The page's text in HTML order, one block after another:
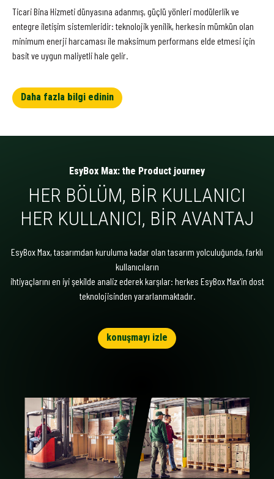
Ticari Bina Hizmeti dünyasına adanmış, güçlü yönleri modülerlik ve
entegre iletişim sistemleridir: teknolojik yenilik, herkesin mümkün olan
minimum enerji harcaması ile maksimum performans elde etmesi için
basit ve uygun maliyetli hale gelir.
Daha fazla bilgi edinin
EsyBox Max: the Product journey
HER BÖLÜM, BIR KULLANICI
HER KULLANICI, BIR AVANTAJ
EsyBox Max, tasarımdan kuruluma kadar olan tasarım yolculuğunda, farklı
kullanıcıların
ihtiyaçlarını en iyi şekilde analiz ederek karşılar: herkes EsyBox Max'in dost
teknolojisinden yararlanmaktadır.
konuşmayı izle